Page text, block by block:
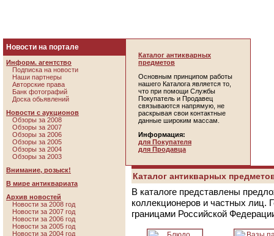
Новости на портале
Информ. агентство
Подписка на новости
Наши партнеры
Авторские права
Банк фотографий
Доска обьявлений
Новости с аукционов
Обзоры за 2008
Обзоры за 2007
Обзоры за 2006
Обзоры за 2005
Обзоры за 2004
Обзоры за 2003
Внимание, розыск!
В мире антиквариата
Архив новостей
Новости за 2008 год
Новости за 2007 год
Новости за 2006 год
Новости за 2005 год
Новости за 2004 год
Каталог антикварных
предметов
Основным принципом работы
нашего Каталога является то,
что при помощи Службы
Покупатель и Продавец
связываются напрямую, не
раскрывая свои контактные
данные широким массам.
Информация:
для Покупателя
для Продавца
Каталог антикварных
В каталоге представлены
коллекционеров и частных лиц.
границами Российской